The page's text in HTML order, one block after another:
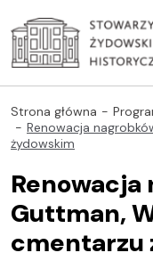
Strona główna
Renowacja
żydowskim
Guttman,
cmentarzu